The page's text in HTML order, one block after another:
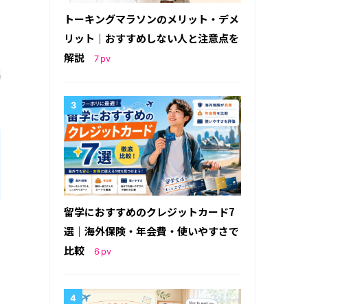
トーキングマラソンのメリット・デメ
リット｜おすすめしない人と注意点を
解説
7 pv
留学におすすめのクレジットカード7
選｜海外保険・年会費・使いやすさで
比較
6 pv